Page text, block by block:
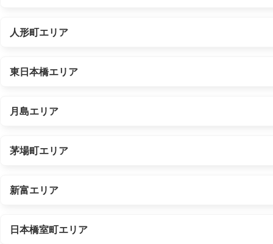
人形町エリア
東日本橋エリア
月島エリア
茅場町エリア
新富エリア
日本橋室町エリア